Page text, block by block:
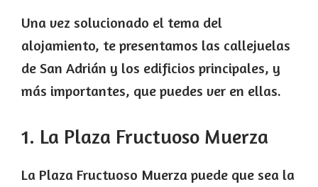
Una vez solucionado el tema del
alojamiento, te presentamos las callejuelas
de San Adrián y los edificios principales, y
más importantes, que puedes ver en ellas.
1. La Plaza Fructuoso Muerza
La Plaza Fructuoso Muerza puede que sea la